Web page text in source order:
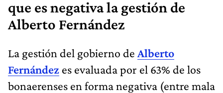
que es negativa la gestión de
Alberto Fernández
La gestión del gobierno de Alberto
Fernández es evaluada por el 63% de los
bonaerenses en forma negativa (entre mala